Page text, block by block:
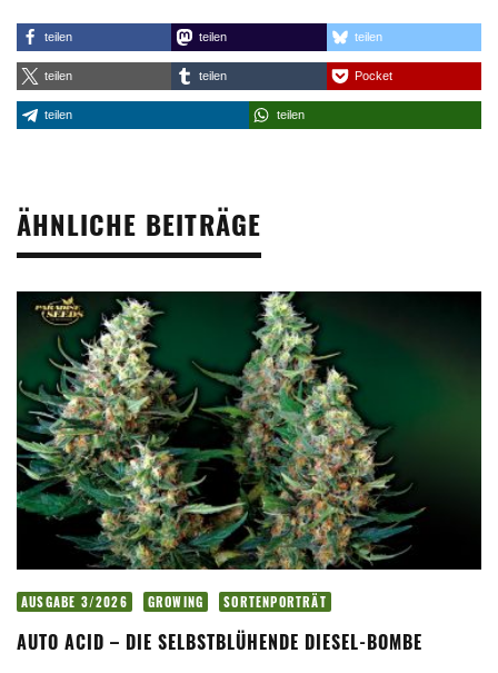
teilen teilen teilen
teilen teilen Pocket
teilen teilen
ÄHNLICHE BEITRÄGE
AUSGABE 3/2026 GROWING SORTENPORTRÄT
AUTO ACID – DIE SELBSTBLÜHENDE DIESEL-BOMBE